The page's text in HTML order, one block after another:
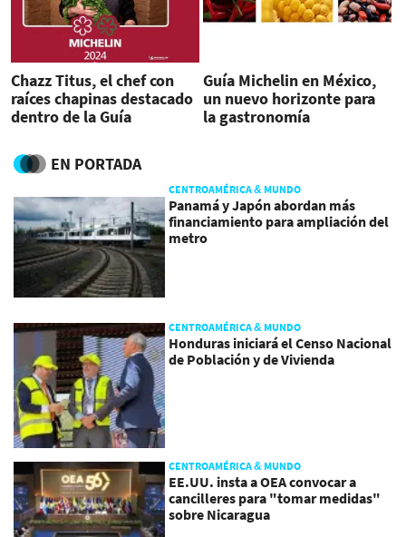
Chazz Titus, el chef con
raíces chapinas destacado
dentro de la Guía
Guía Michelin en México,
un nuevo horizonte para
la gastronomía
EN PORTADA
CENTROAMÉRICA & MUNDO
Panamá y Japón abordan más
financiamiento para ampliación del
metro
CENTROAMÉRICA & MUNDO
Honduras iniciará el Censo Nacional
de Población y de Vivienda
CENTROAMÉRICA & MUNDO
EE.UU. insta a OEA convocar a
cancilleres para "tomar medidas"
sobre Nicaragua